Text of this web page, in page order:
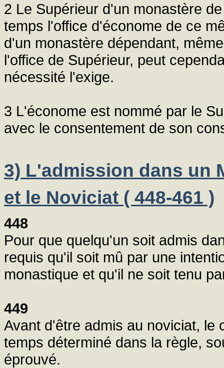
2 Le Supérieur d'un monastère
temps l'office d'économe de ce
d'un monastère dépendant,
l'office de Supérieur, peut
nécessité l'exige.
3 L'économe est nommé par le
avec le consentement de son
3) L'admission dans un
et le Noviciat ( 448-461 )
448
Pour que quelqu'un soit admis
requis qu'il soit mû par une
monastique et qu'il ne soit tenu
449
Avant d'être admis au noviciat, le
temps déterminé dans la règle,
éprouvé.